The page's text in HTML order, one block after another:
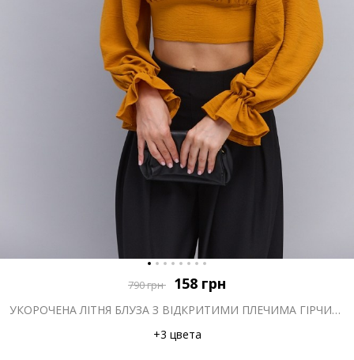
790грн 158 грн
УКОРОЧЕНА ЛІТНЯ БЛУЗА З ВІДКРИТИМИ ПЛЕЧИМА ГІРЧИЧНА
+3 цвета